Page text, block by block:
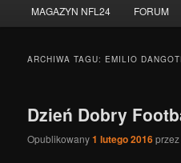
tekstu
widgetów
MAGAZYN NFL24 FORUM
ARCHIWA TAGU: EMILIO
Dzień Dobry
Opublikowany1 lutego 2016przez